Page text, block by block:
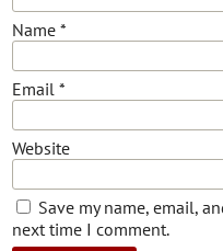
Name *
Email *
Website
Save my name, email,
next time I comment.